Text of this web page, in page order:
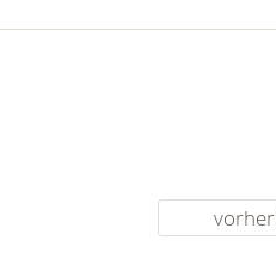
gerne.
rund um